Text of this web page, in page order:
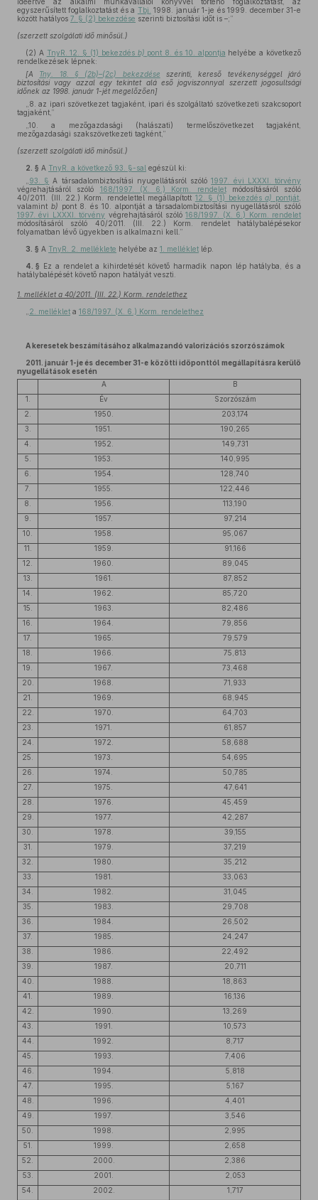
egyszerűsített foglalkoztatást és a Tbj. 1998. január 1-je és 1999. december 31-e
között hatályos 7. § (2) bekezdése szerinti biztosítási időt is –;”
(szerzett szolgálati idő minősül.)
(2) A TnyR. 12. § (1) bekezdés b) pont 8. és 10. alpontja helyébe a következő
rendelkezések lépnek:
[A Tny. 18. § (2b)–(2c) bekezdése szerinti, kereső tevékenységgel járó
biztosítási vagy azzal egy tekintet alá eső jogviszonnyal szerzett jogosultsági
időnek az 1998. január 1-jét megelőzően]
„8. az ipari szövetkezet tagjaként, ipari és szolgáltató szövetkezeti szakcsoport
tagjaként,”
„10. a mezőgazdasági (halászati) termelőszövetkezet tagjaként,
mezőgazdasági szakszövetkezeti tagként,”
(szerzett szolgálati idő minősül.)
2. § A TnyR. a következő 93. §-sal egészül ki:
93. § A társadalombiztosítási nyugellátásról szóló1997. évi LXXXI. törvény
végrehajtásáról szóló 168/1997. (X. 6.) Korm. rendeletmódosításáról szóló
40/2011. (III. 22.) Korm. rendelettel megállapított 12. § (1) bekezdésa) pontját
valamint b) pont 8. és 10. alpontját a társadalombiztosítási nyugellátásról szóló
1997. évi LXXXI. törvény végrehajtásáról szóló168/1997. (X. 6.) Korm. rendelet
módosításáról szóló 40/2011. (III. 22.) Korm. rendelet hatálybalépésekor
folyamatban lévő ügyekben is alkalmazni kell.”
3. § A TnyR. 2. melléklete helyébe az 1. melléklet lép.
4. § Ez a rendelet a kihirdetését követő harmadik napon lép hatályba, és a
hatálybalépését követő napon hatályát veszti.
1. melléklet a 40/2011. (III. 22.) Korm. rendelethez
2. melléklet a 168/1997. (X. 6.) Korm. rendelethez
A keresetek beszámításához alkalmazandó valorizációs szorzószámok
2011. január 1-je és december 31-e közötti időponttól megállapításra kerülő
nyugellátások esetén
A
B
1.
Év
Szorzószám
2.
1950.
203,174
3.
1951.
190,265
4.
1952.
149,731
5.
1953.
140,995
6.
1954.
128,740
7.
1955.
122,446
8.
1956.
113,190
9.
1957.
97,214
10.
1958.
95,067
11.
1959.
91,166
12.
1960.
89,045
13.
1961.
87,852
14.
1962.
85,720
15.
1963.
82,486
16.
1964.
79,856
17.
1965.
79,579
18.
1966.
75,813
19.
1967.
73,468
20.
1968.
71,933
21.
1969.
68,945
22.
1970.
64,703
23.
1971.
61,857
24.
1972.
58,688
25.
1973.
54,695
26.
1974.
50,785
27.
1975.
47,641
28.
1976.
45,459
29.
1977.
42,287
30.
1978.
39,155
31.
1979.
37,219
32.
1980.
35,212
33.
1981.
33,063
34.
1982.
31,045
35.
1983.
29,708
36.
1984.
26,502
37.
1985.
24,247
38.
1986.
22,492
39.
1987.
20,711
40.
1988.
18,863
41.
1989.
16,136
42.
1990.
13,269
43.
1991.
10,573
44.
1992.
8,717
45.
1993.
7,406
46.
1994.
5,818
47.
1995.
5,167
48.
1996.
4,401
49.
1997.
3,546
50.
1998.
2,995
51.
1999.
2,658
52.
2000.
2,386
53.
2001.
2,053
54.
2002.
1,717